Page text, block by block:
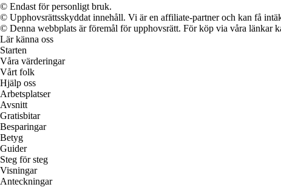
© Endast för personligt bruk.
© Upphovsrättsskyddat innehåll. Vi är en affiliate-partner och kan få
© Denna webbplats är föremål för upphovsrätt. För köp via våra länkar
Lär känna oss
Starten
Våra värderingar
Vårt folk
Hjälp oss
Arbetsplatser
Avsnitt
Gratisbitar
Besparingar
Betyg
Guider
Steg för steg
Visningar
Anteckningar